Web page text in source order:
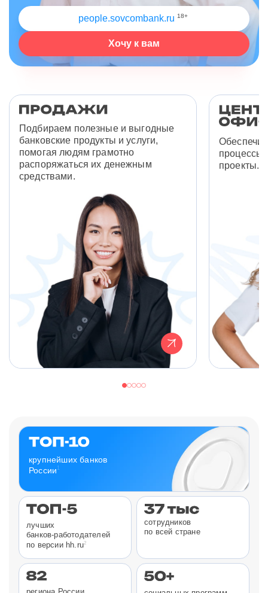
people.sovcombank.ru 18+
Хочу к вам
Подбираем полезные и выгодные
банковские продукты и услуги,
помогая людям грамотно
распоряжаться их денежным
средствами.
процессы
проекты.
крупнейших банков
России 1
лучших
банков-работодателей
по версии hh.ru2
сотрудников
по всей стране